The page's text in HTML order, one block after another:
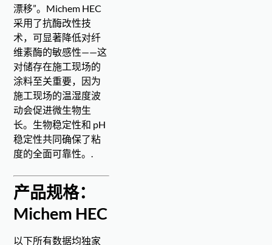
漂移”。Michem HEC
采用了抗酶改性技
术，可显著降低对纤
维素酶的敏感性——这
对储存在施工现场的
涂料至关重要，因为
施工现场的温湿度波
动会促进微生物生
长。生物稳定性和 pH
稳定性共同确保了粘
度的全面可靠性。.
产品规格：
Michem HEC
以下所有数据均独家